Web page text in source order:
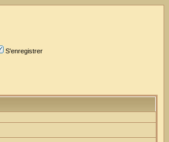
S'enregistrer